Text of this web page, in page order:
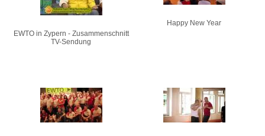
EWTO in Zypern - Zusammenschnitt
TV-Sendung
Happy New Year